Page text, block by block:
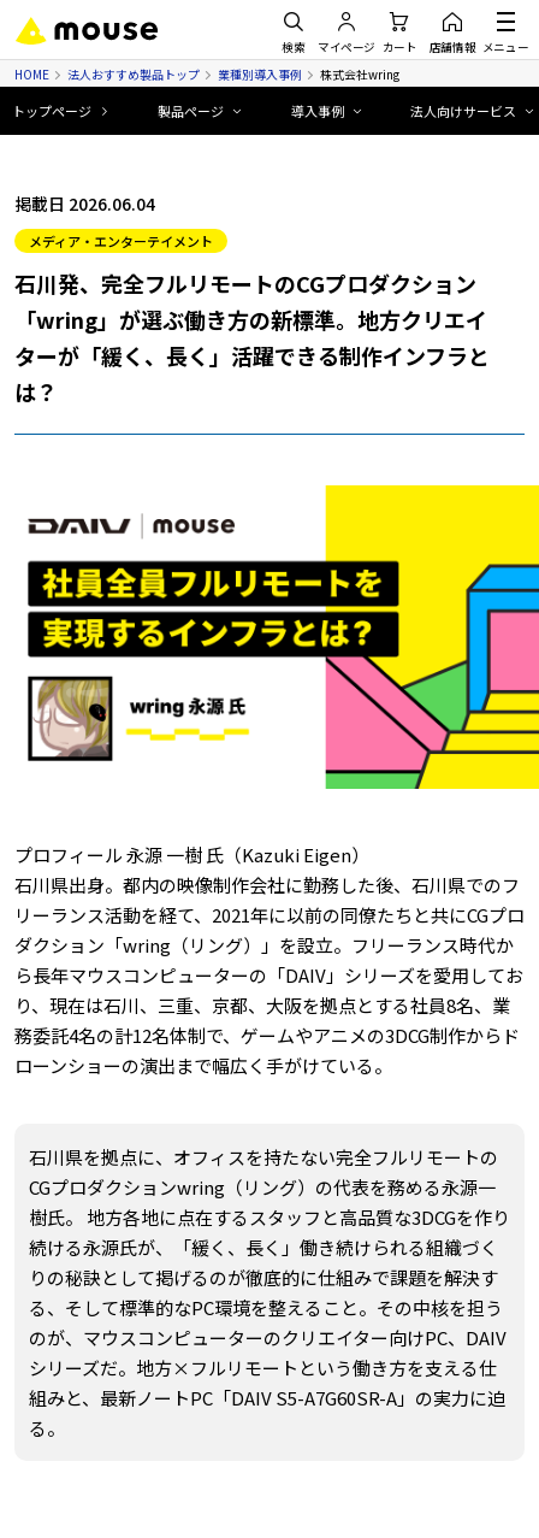
検索 マイページ カート 店舗情報 メニュー
HOME 法人おすすめ製品トップ 業種別導入事例 株式会社wring
トップページ 製品ページ 導入事例 法人向けサービス
掲載日 2026.06.04
メディア・エンターテイメント
石川発、完全フルリモートのCGプロダクション
「wring」が選ぶ働き方の新標準。地方クリエイ
ターが「緩く、長く」活躍できる制作インフラと
は？
プロフィール 永源 一樹 氏（Kazuki Eigen）
石川県出身。都内の映像制作会社に勤務した後、石川県でのフ
リーランス活動を経て、2021年に以前の同僚たちと共にCGプロ
ダクション「wring（リング）」を設立。フリーランス時代か
ら長年マウスコンピューターの「DAIV」シリーズを愛用してお
り、現在は石川、三重、京都、大阪を拠点とする社員8名、業
務委託4名の計12名体制で、ゲームやアニメの3DCG制作からド
ローンショーの演出まで幅広く手がけている。
石川県を拠点に、オフィスを持たない完全フルリモートの
CGプロダクションwring（リング）の代表を務める永源一
樹氏。 地方各地に点在するスタッフと高品質な3DCGを作り
続ける永源氏が、「緩く、長く」働き続けられる組織づく
りの秘訣として掲げるのが徹底的に仕組みで課題を解決す
る、そして標準的なPC環境を整えること。その中核を担う
のが、マウスコンピューターのクリエイター向けPC、DAIV
シリーズだ。地方×フルリモートという働き方を支える仕
組みと、最新ノートPC「DAIV S5-A7G60SR-A」の実力に迫
る。